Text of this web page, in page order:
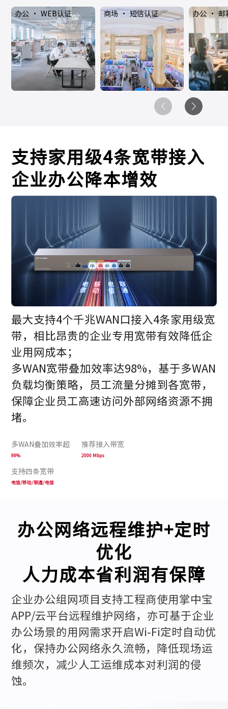
办公 · WEB认证 商场 · 短信认证 办公 · 邮
支持家用级4条宽带接入
企业办公降本增效
最大支持4个千兆WAN口接入4条家用级宽
带，相比昂贵的企业专用宽带有效降低企
业用网成本；
多WAN宽带叠加效率达98%，基于多WAN
负载均衡策略，员工流量分摊到各宽带，
保障企业员工高速访问外部网络资源不拥
堵。
多WAN叠加效率超
98%
推荐接入带宽
2000 Mbps
支持四条宽带
电信/移动/联通/电信
办公网络远程维护+定时
优化
人力成本省利润有保障
企业办公组网项目支持工程商使用掌中宝
APP/云平台远程维护网络，亦可基于企业
办公场景的用网需求开启Wi-Fi定时自动优
化，保持办公网络永久流畅，降低现场运
维频次，减少人工运维成本对利润的侵
蚀。